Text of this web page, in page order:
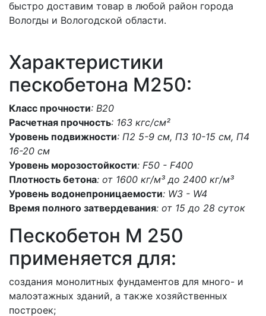
быстро доставим товар в любой район города
Вологды и Вологодской области.
Характеристики
пескобетона M250:
Класс прочности: В20
Расчетная прочность: 163 кгс/см²
Уровень подвижности: П2 5-9 см, П3 10-15 см, П4
16-20 см
Уровень морозостойкости: F50 - F400
Плотность бетона: от 1600 кг/м³ до 2400 кг/м³
Уровень водонепроницаемости: W3 - W4
Время полного затвердевания: от 15 до 28 суток
Пескобетон M 250
применяется для:
создания монолитных фундаментов для много- и
малоэтажных зданий, а также хозяйственных
построек;